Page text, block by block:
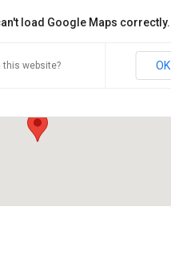
load Google Maps correctly.
this website? OK